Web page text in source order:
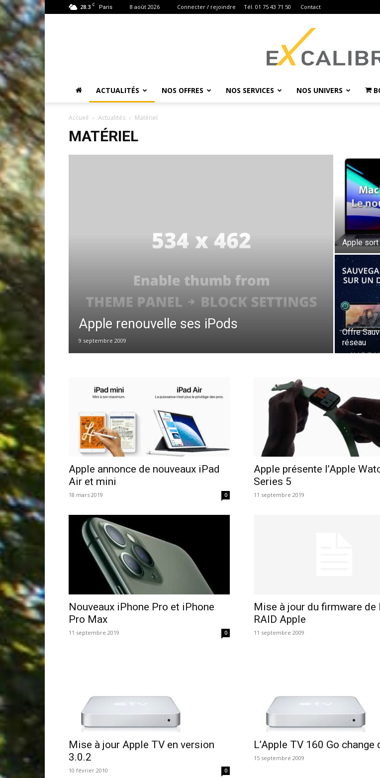
28.3 C Paris 8 août 2026 Connecter / rejoindre Tél. 01 75 43 71 50 Contact
Calibra
ACTUALITÉS NOS OFFRES NOS SERVICES NOS UNIVERS
Accueil Actualités Matériel
MATÉRIEL
Apple renouvelle ses iPods
9 septembre 2009
Apple sort
Offre
réseau
Apple annonce de nouveaux iPad
Air et mini
18 mars 2019 0
Apple présente l’Apple
Series 5
11 septembre 2019
Nouveaux iPhone Pro et iPhone
Pro Max
11 septembre 2019 0
Mise à jour du firmware de
RAID Apple
11 septembre 2009
Mise à jour Apple TV en version
3.0.2
10 février 2010 0
L’Apple TV 160 Go change
15 septembre 2009